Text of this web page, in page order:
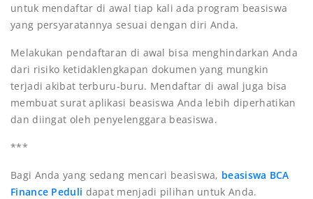
untuk mendaftar di awal tiap kali ada program beasiswa
yang persyaratannya sesuai dengan diri Anda.
Melakukan pendaftaran di awal bisa menghindarkan Anda
dari risiko ketidaklengkapan dokumen yang mungkin
terjadi akibat terburu-buru. Mendaftar di awal juga bisa
membuat surat aplikasi beasiswa Anda lebih diperhatikan
dan diingat oleh penyelenggara beasiswa.
***
Bagi Anda yang sedang mencari beasiswa, beasiswa BCA
Finance Peduli dapat menjadi pilihan untuk Anda.